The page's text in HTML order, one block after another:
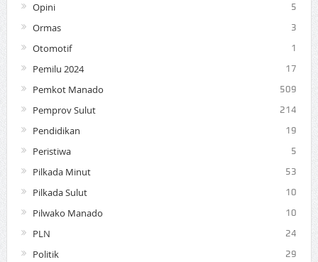
Opini 5
Ormas 3
Otomotif 1
Pemilu 2024 17
Pemkot Manado 509
Pemprov Sulut 214
Pendidikan 19
Peristiwa 5
Pilkada Minut 53
Pilkada Sulut 10
Pilwako Manado 10
PLN 24
Politik 29